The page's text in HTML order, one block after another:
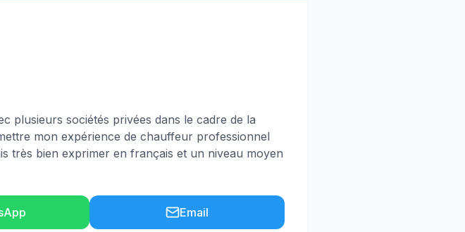
plusieurs sociétés privées dans le cadre de la
mon expérience de chauffeur professionnel
très bien exprimer en français et un niveau moyen
Email